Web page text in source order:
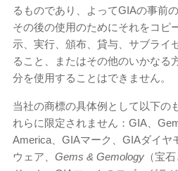
るものであり、よってGIAの事前
その後の使用のためにそれをコピ
示、実行、頒布、貸与、サブライ
ること、またはその他のいかなる
分を使用することはできません。
当社の商標の具体例として以下の
れらに限定されません：GIA、
America、GIAマーク、GIAダイヤ
ウェア、 Gems & Gemology （宝